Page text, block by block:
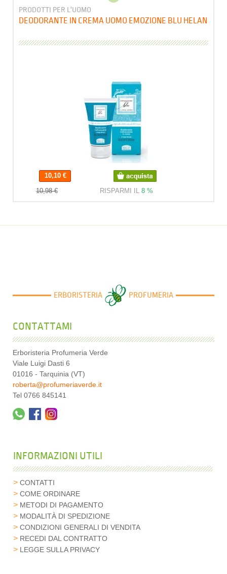
PRODOTTI PER L'UOMO
DEODORANTE IN CREMA UOMO EMOZIONE BLU HELAN
10,10 €
10,98 € RISPARMI IL 8 %
ERBORISTERIA PROFUMERIA
CONTATTAMI
Erboristeria Profumeria Verde
Viale Luigi Dasti 6
01016 - Tarquinia (VT)
roberta@profumeriaverde.it
Tel 0766 845141
INFORMAZIONI UTILI
CONTATTI
COME ORDINARE
METODI DI PAGAMENTO
MODALITÀ DI SPEDIZIONE
CONDIZIONI GENERALI DI VENDITA
RECEDI DAL CONTRATTO
LEGGE SULLA PRIVACY